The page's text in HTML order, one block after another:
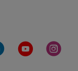
de Allianz
page Twitter de
sur la page
Aller sur la
Aller